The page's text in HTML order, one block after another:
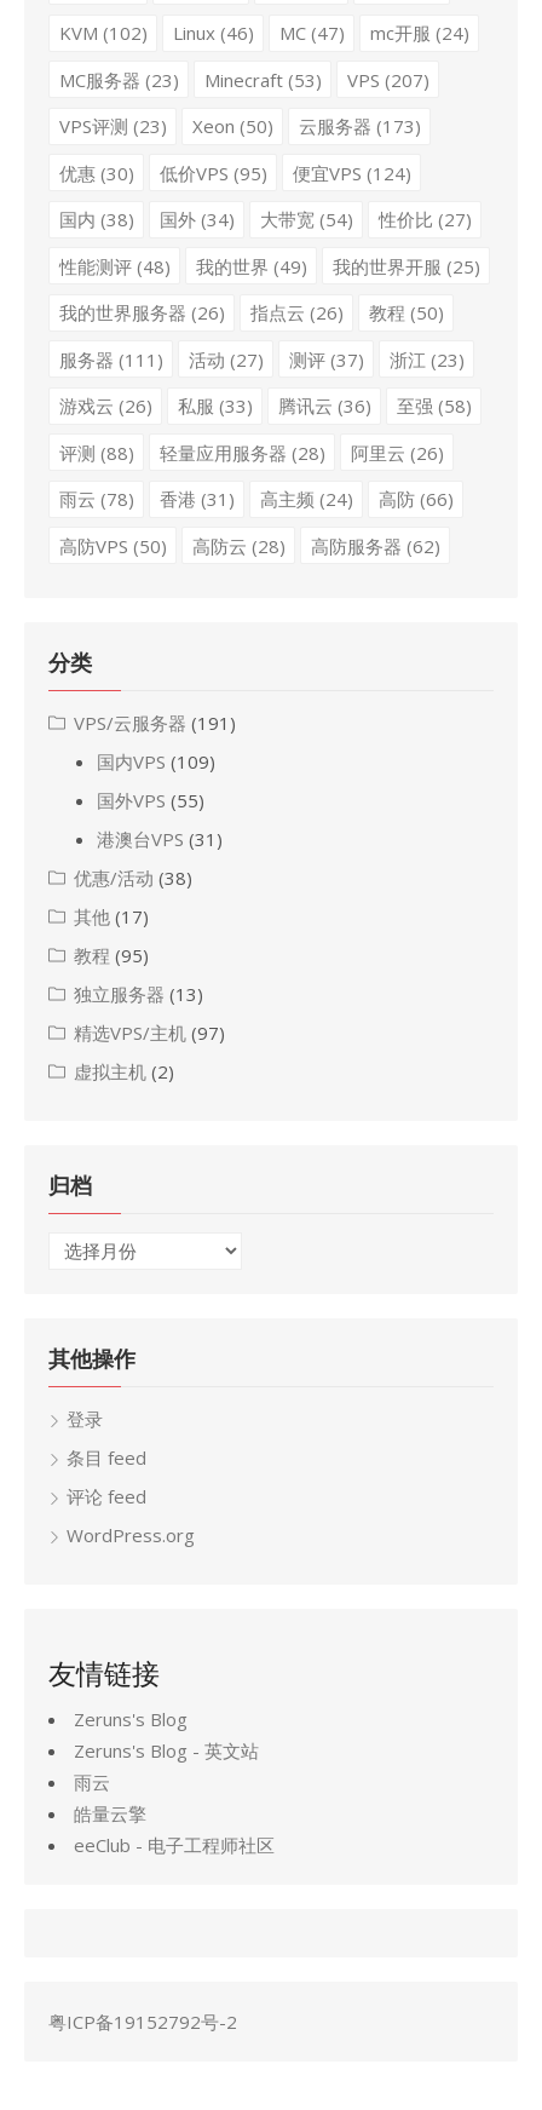
KVM (102) Linux(46) MC(47) mc开服 (24)
MC服务器 (23) Minecraft(53) VPS (207)
VPS评测 (23) Xeon (50) 云服务器 (173)
优惠(30) 低价VPS (95) 便宜VPS (124)
国内 (38) 国外(34) 大带宽(54) 性价比 (27)
性能测评(48) 我的世界 (49) 我的世界开服 (25)
我的世界服务器 (26) 指点云 (26) 教程 (50)
服务器 (111) 活动 (27) 测评(37) 浙江 (23)
游戏云 (26) 私服 (33) 腾讯云 (36) 至强 (58)
评测 (88) 轻量应用服务器 (28) 阿里云 (26)
雨云 (78) 香港 (31) 高主频 (24) 高防(66)
高防VPS (50) 高防云 (28) 高防服务器 (62)
分类
VPS/云服务器 (191)
国内VPS (109)
国外VPS (55)
港澳台VPS (31)
优惠/活动 (38)
其他 (17)
教程 (95)
独立服务器 (13)
精选VPS/主机 (97)
虚拟主机 (2)
归档
归
其他操作
登录
条目 feed
评论 feed
WordPress.org
友情链接
Zeruns's Blog
Zeruns's Blog - 英文站
雨云
皓量云擎
eeClub - 电子工程师社区
粤ICP备19152792号-2